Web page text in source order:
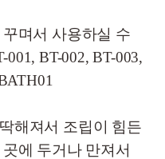
며서 사용하실 수
BT-002, BT-003,
해져서 조립이 힘든
에 두거나 만져서